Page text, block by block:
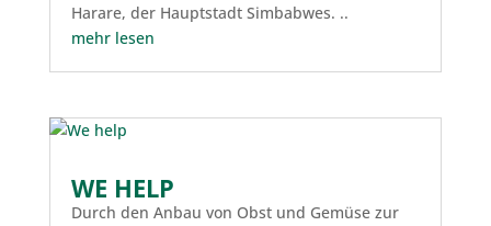
Harare, der Hauptstadt Simbabwes. ..
mehr lesen
WE HELP
Durch den Anbau von Obst und Gemüse zur